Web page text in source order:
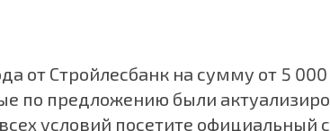
от Стройлесбанк на сумму от 5
по предложению были
условий посетите официальный